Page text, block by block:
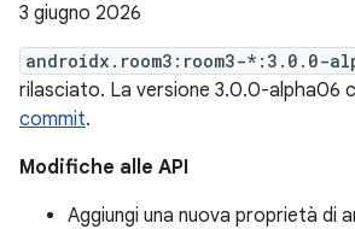
3 giugno 2026
androidx.room3:room3-*:3.0.0-
rilasciato. La versione 3.0.0-alpha06
commit.
Modifiche alle API
Aggiungi una nuova proprietà di